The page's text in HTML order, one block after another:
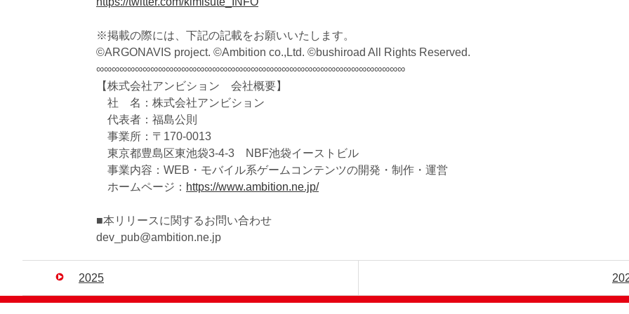
※掲載の際には、下記の記載をお願いいたします。
©ARGONAVIS project. ©Ambition co.,Ltd. ©bushiroad All Rights Reserved.
∞∞∞∞∞∞∞∞∞∞∞∞∞∞∞∞∞∞∞∞∞∞∞∞∞∞∞∞∞∞∞∞∞∞∞∞∞∞∞∞
【株式会社アンビション 会社概要】
社 名：株式会社アンビション
代表者：福島公則
事業所：〒170-0013
東京都豊島区東池袋3-4-3 NBF池袋イーストビル
事業内容：WEB・モバイル系ゲームコンテンツの開発・制作・運営
ホームページ： https://www.ambition.ne.jp/
■本リリースに関するお問い合わせ
dev_pub@ambition.ne.jp
2025